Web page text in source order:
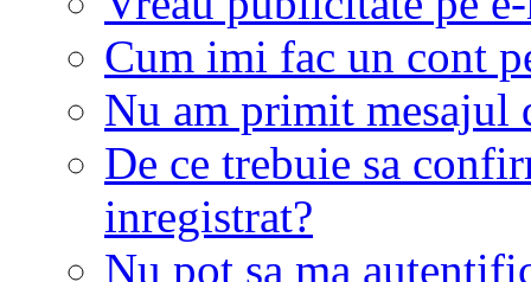
Cum imi fac un cont
Nu am primit mesajul
De ce trebuie sa
inregistrat?
Nu pot sa ma